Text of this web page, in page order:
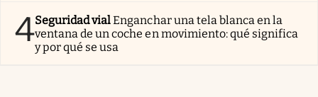
4Seguridad vialEnganchar una tela blanca en la
ventana de un coche en movimiento: qué significa
y por qué se usa